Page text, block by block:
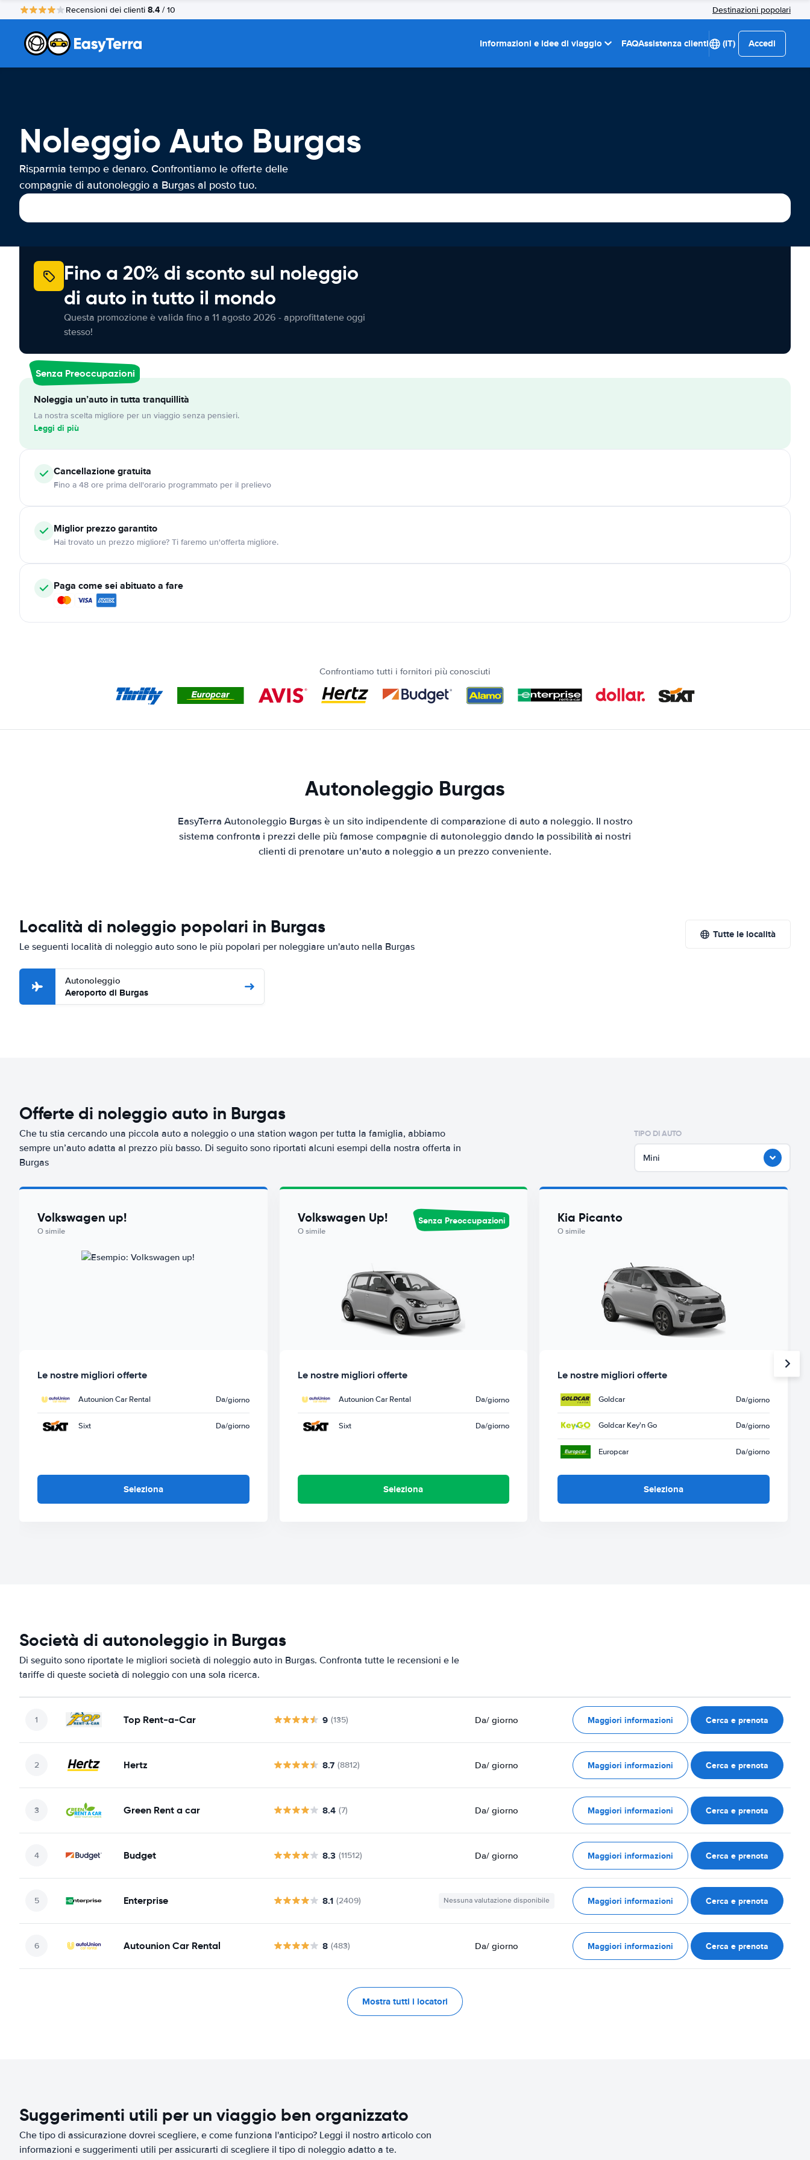
Recensioni dei clienti 8.4 / 10 Destinazioni popolari
Informazioni e idee di viaggio FAQAssistenza clienti (IT) Accedi
Noleggio Auto Burgas
Risparmia tempo e denaro. Confrontiamo le offerte delle
compagnie di autonoleggio a Burgas al posto tuo.
Fino a 20% di sconto sul noleggio
di auto in tutto il mondo
Questa promozione è valida fino a 11 agosto 2026 - approfittatene oggi
stesso!
Senza Preoccupazioni
Noleggia un’auto in tutta tranquillità
La nostra scelta migliore per un viaggio senza pensieri.
Leggi di più
Cancellazionegratuita
Fino a 48 ore prima dell'orario programmato per il prelievo
Miglior prezzo garantito
Hai trovato un prezzo migliore? Ti faremo un'offerta migliore.
Paga come sei abituato a fare
Confrontiamo tutti i fornitori più conosciuti
Autonoleggio Burgas
EasyTerra Autonoleggio Burgas è un sito indipendente di comparazione di auto a noleggio. Il nostro
sistema confronta i prezzi delle più famose compagnie di autonoleggio dando la possibilità ai nostri
clienti di prenotare un'auto a noleggio a un prezzo conveniente.
Località di noleggio popolari in Burgas
Le seguenti località di noleggio auto sono le più popolari per noleggiare un'auto nella Burgas
Tutte le località
Autonoleggio
Aeroporto di Burgas
Offerte di noleggio auto in Burgas
Che tu stia cercando una piccola auto a noleggio o una station wagon per tutta la famiglia, abbiamo
sempre un’auto adatta al prezzo più basso. Di seguito sono riportati alcuni esempi della nostra offerta in
Burgas
TIPO DI AUTO
Mini
Volkswagen up!
O simile
Le nostre migliori offerte
Autounion Car Rental Da/giorno
Sixt Da/giorno
Seleziona
Volkswagen Up!
O simile
Senza Preoccupazioni
Le nostre migliori offerte
Autounion Car Rental Da/giorno
Sixt Da/giorno
Seleziona
Kia Picanto
O simile
Le nostre migliori offerte
Goldcar Da/giorno
Goldcar Key'n Go Da/giorno
Europcar Da/giorno
Seleziona
Società di autonoleggio in Burgas
Di seguito sono riportate le migliori società di noleggio auto in Burgas. Confronta tutte le recensioni e le
tariffe di queste società di noleggio con una sola ricerca.
Top Rent-a-Car 9 (135) Da/ giorno Maggiori informazioni Cerca e prenota
Hertz 8.7 (8812) Da/ giorno Maggiori informazioni Cerca e prenota
Green Rent a car 8.4 (7) Da/ giorno Maggiori informazioni Cerca e prenota
Budget 8.3 (11512) Da/ giorno Maggiori informazioni Cerca e prenota
Enterprise 8.1 (2409) Nessuna valutazione disponibile Maggiori informazioni Cerca e prenota
Autounion Car Rental 8 (483) Da/ giorno Maggiori informazioni Cerca e prenota
Mostra tutti i locatori
Suggerimenti utili per un viaggio ben organizzato
Che tipo di assicurazione dovrei scegliere, e come funziona l'anticipo? Leggi il nostro articolo con
informazioni e suggerimenti utili per assicurarti di scegliere il tipo di noleggio adatto a te.